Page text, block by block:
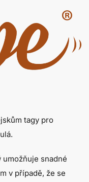
tagy pro
umožňuje snadné
v případě, že se